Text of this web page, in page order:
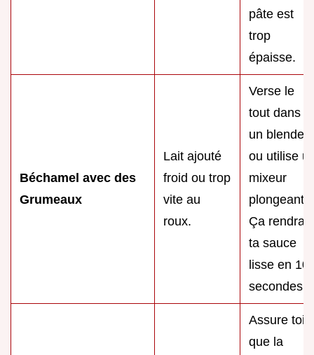
pâte est
trop
épaisse.
Béchamel avec des
Grumeaux
Lait ajouté
froid ou trop
vite au
roux.
Verse le
tout dans
un blender
ou utilise
mixeur
plongeant.
Ça rendra
ta sauce
lisse en 10
secondes.
Assure toi
que la